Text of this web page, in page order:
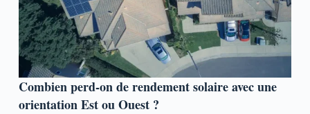
Combien perd-on de rendement solaire avec une
orientation Est ou Ouest ?